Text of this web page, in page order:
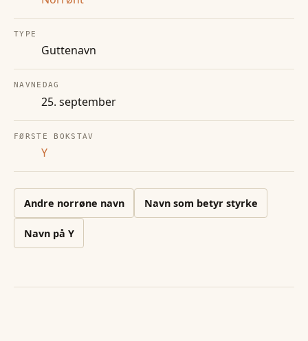
TYPE
Guttenavn
NAVNEDAG
25. september
FØRSTE BOKSTAV
Y
Andre norrøne navn Navn som betyr styrke
Navn på Y